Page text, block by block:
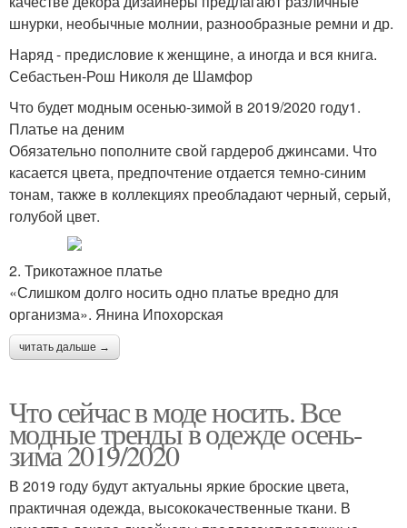
шнурки, необычные молнии, разнообразные ремни и др.
Наряд - предисловие к женщине, а иногда и вся книга.
Себастьен-Рош Николя де Шамфор
Что будет модным осенью-зимой в 2019/2020 году1.
Платье на деним
Обязательно пополните свой гардероб джинсами. Что
касается цвета, предпочтение отдается темно-синим
тонам, также в коллекциях преобладают черный, серый,
голубой цвет.
2. Трикотажное платье
«Слишком долго носить одно платье вредно для
организма». Янина Ипохорская
читать дальше →
Что сейчас в моде носить. Все
модные тренды в одежде осень-
зима 2019/2020
В 2019 году будут актуальны яркие броские цвета,
практичная одежда, высококачественные ткани. В